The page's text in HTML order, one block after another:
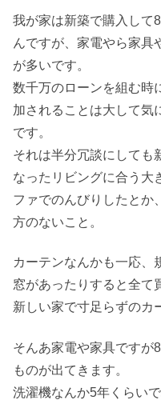
我が家は新築で購入して
んですが、家電やら家具
が多いです。
数千万のローンを組む時
加されることは大して気
です。
それは半分冗談にしても
なったリビングに合う大
ファでのんびりしたとか
方のないこと。
カーテンなんかも一応、
窓があったりすると全て
新しい家で寸足らずのカ
そんあ家電や家具ですが
ものが出てきます。
洗濯機なんか5年くらい